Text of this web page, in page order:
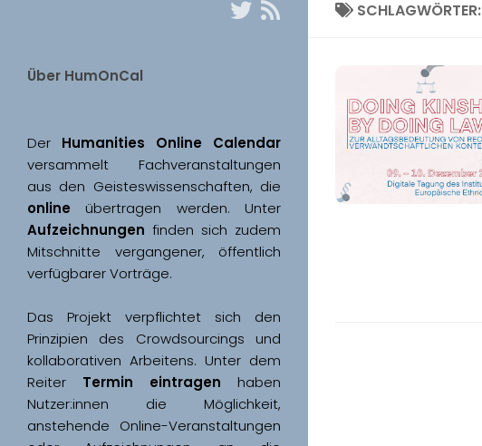
SCHLAGWÖRTER:
Über HumOnCal
Der
versammelt Fachveranstaltungen
online
Aufzeichnungen finden sich zudem
Mitschnitte vergangener, öffentlich
Das Projekt verpflichtet sich den
Prinzipien des Crowdsourcings und
kollaborativen Arbeitens. Unter dem
Reiter Termin eintragen haben
Nutzer:innen die Möglichkeit,
anstehende Online-Veranstaltungen